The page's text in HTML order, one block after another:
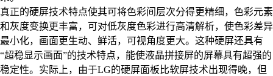
真正的硬屏技术特点使其可将色彩间层次分得更精细，色彩元素
和灰度变换更丰富，可对低灰度色彩进行高清解析，使色彩差异
最小化，画面更生动、鲜活，可视角度更大。这种硬屏还具有
“超稳显示画面”的技术特点，能使液晶拼接屏的屏幕具有超强的
稳定性。实际上，由于LG的硬屏面板比软屏技术出现得晚，但